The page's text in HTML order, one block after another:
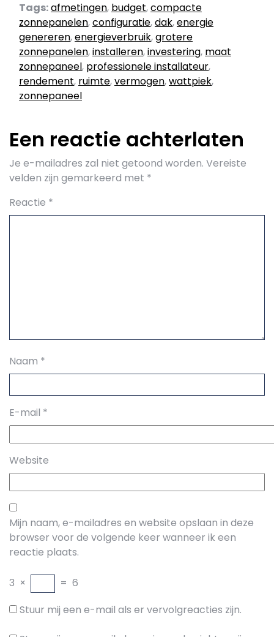
Tags:afmetingen, budget,compacte
zonnepanelen,configuratie,dak,energie
genereren,energieverbruik,grotere
zonnepanelen,installeren,investering, maat
zonnepaneel, professionele installateur,
rendement, ruimte,vermogen,wattpiek,
zonnepaneel
Een reactie achterlaten
Je e-mailadres zal niet getoond worden. Vereiste
velden zijn gemarkeerd met *
Reactie *
Naam *
E-mail *
Website
Mijn naam, e-mailadres en website opslaan in deze
browser voor de volgende keer wanneer ik een
reactie plaats.
3 × = 6
Stuur mij een e-mail als er vervolgreacties zijn.